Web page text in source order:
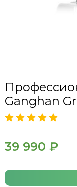
Ganghan
39 990 ₽